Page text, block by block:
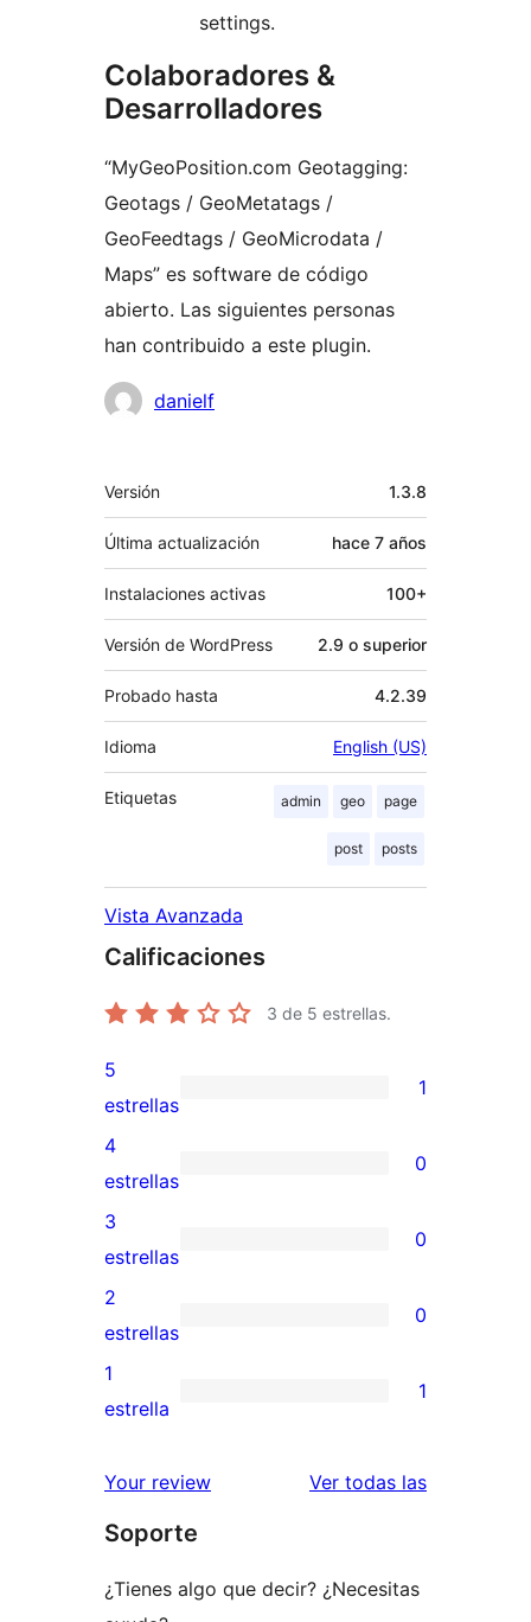
settings.
Colaboradores &
Desarrolladores
“MyGeoPosition.com Geotagging:
Geotags / GeoMetatags /
GeoFeedtags / GeoMicrodata /
Maps” es software de código
abierto. Las siguientes personas
han contribuido a este plugin.
Colaboradores
danielf
Meta
Versión 1.3.8
Última actualización hace 7 años
Instalaciones activas 100+
Versión de WordPress 2.9 o superior
Probado hasta 4.2.39
Idioma English (US)
Etiquetas admin geo page
post posts
Vista Avanzada
Calificaciones
3 de 5 estrellas.
1
valoración
de
5
estrellas
5
estrellas
1
0
valoraciones
de
4
estrellas
4
estrellas
0
0
valoraciones
de
3
estrellas
3
estrellas
0
0
valoraciones
de
estrellas
2
estrellas
0
1
de
estrellas
1
estrella
1
Your review Ver todas lasreseñas
Soporte
¿Tienes algo que decir? ¿Necesitas